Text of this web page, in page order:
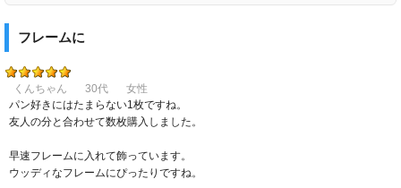
フレームに
くんちゃん 30代
女性
パン好きにはたまらない1枚ですね。
友人の分と合わせて数枚購入しました。
早速フレームに入れて飾っています。
ウッディなフレームにぴったりですね。